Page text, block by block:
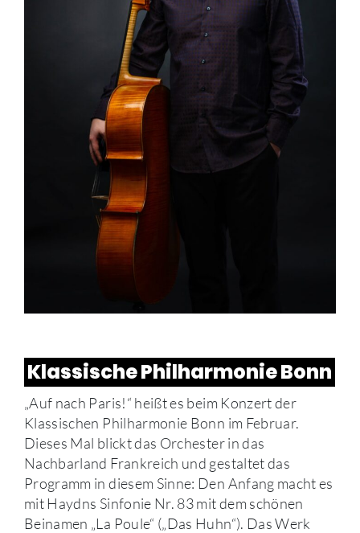
Klassische Philharmonie Bonn
„Auf nach Paris!“ heißt es beim Konzert der
Klassischen Philharmonie Bonn im Februar.
Dieses Mal blickt das Orchester in das
Nachbarland Frankreich und gestaltet das
Programm in diesem Sinne: Den Anfang macht es
mit Haydns Sinfonie Nr. 83 mit dem schönen
Beinamen „La Poule“ („Das Huhn“). Das Werk